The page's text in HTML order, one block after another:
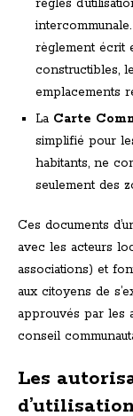
règles
règlement écrit
constructibles,
emplacements
La Carte
simplifié pour
habitants, ne
seulement des
Ces documents
avec les acteurs
associations) et
aux citoyens de
approuvés par les
conseil
Les